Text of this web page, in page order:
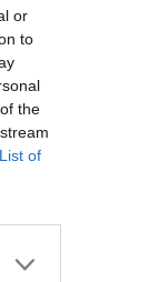
or
to
the
ofενώ σε
πίεσης που